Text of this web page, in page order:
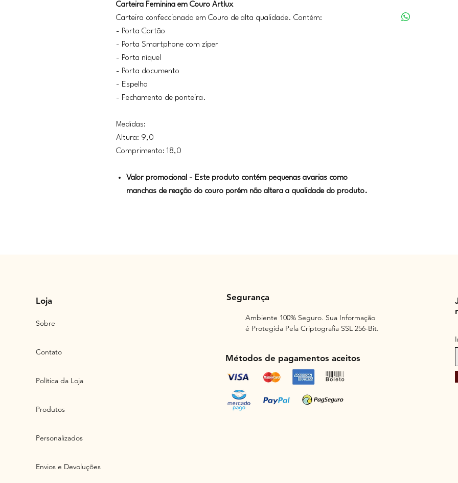
Carteira Feminina em Couro Artlux
Carteira confeccionada em Couro de alta qualidade. Contém:
- Porta Cartão
- Porta Smartphone com zíper
- Porta níquel
- Porta documento
- Espelho
- Fechamento de ponteira.
Medidas:
Altura: 9,0
Comprimento: 18,0
Valor promocional - Este produto contém pequenas avarias como
manchas de reação do couro porém não altera a qualidade do produto.
Loja
Sobre
Contato
Política da Loja
Produtos
Personalizados
Envios e Devoluções
Segurança
Ambiente 100% Seguro. Sua Informação
é Protegida Pela Criptografia SSL 256-Bit.
Métodos de pagamentos aceitos